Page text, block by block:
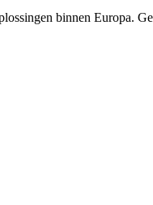
binnen Europa.